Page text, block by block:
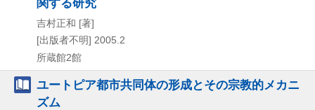
吉村正和 [著]
[出版者不明] 2005.2
所蔵館2館
ユートピア都市共同体の形成とその宗教的メカニ
ズム